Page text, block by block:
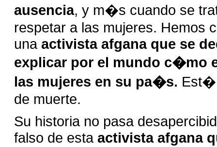
ausencia, y m�s cuando se
respetar a las mujeres. Hemos
una activista afgana que se
explicar por el mundo c�mo
las mujeres en su pa�s. Est�
de muerte.
Su historia no pasa
falso de esta activista afgana